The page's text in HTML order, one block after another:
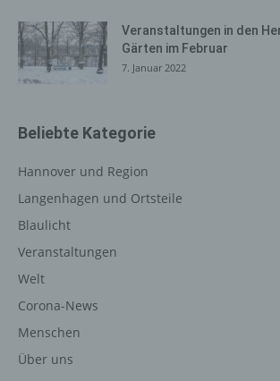
Veranstaltungen in den
Gärten im Februar
7. Januar 2022
Beliebte Kategorie
Hannover und Region
Langenhagen und Ortsteile
Blaulicht
Veranstaltungen
Welt
Corona-News
Menschen
Über uns
Internetbrowser, sind unter Umständen
Funktionen unserer Internetseite
Internetseite durch eine betroffene Person
Daten und Informationen. Diese
Informationen werden in den Logfiles des
gespeichert. Erfasst werden können die
System verwendete Betriebssystem, (3) die
Internetseite, von welcher ein
unsere Internetseite gelangt (sogenannte
System auf unserer Internetseite